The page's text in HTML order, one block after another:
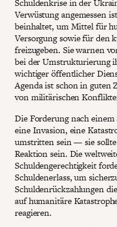
Schuldenkrise in der
Verwüstung angemessen
beinhaltet, um Mittel für
Versorgung sowie für den
freizugeben. Sie warnen
bei der Umstrukturierung
wichtiger öffentlicher
Agenda ist schon in guten
von militärischen
Die Forderung nach einem
eine Invasion, eine
umstritten sein — sie
Reaktion sein. Die
Schuldengerechtigkeit
Schuldenerlass, um
Schuldenrückzahlungen
auf humanitäre
reagieren.